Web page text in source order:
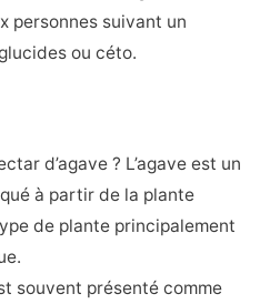
personnes suivant un
ou céto.
d’agave ? L’agave est un
à partir de la plante
de plante principalement
souvent présenté comme